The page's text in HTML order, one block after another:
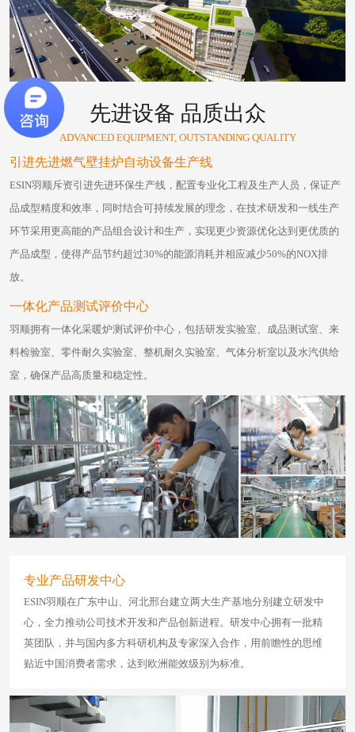
先进设备 品质出众
ADVANCED EQUIPMENT, OUTSTANDING QUALITY
引进先进燃气壁挂炉自动设备生产线
ESIN羽顺斥资引进先进环保生产线，配置专业化工程及生产人员，保证产
品成型精度和效率，同时结合可持续发展的理念，在技术研发和一线生产
环节采用更高能的产品组合设计和生产，实现更少资源优化达到更优质的
产品成型，使得产品节约超过30%的能源消耗并相应减少50%的NOX排
放。
一体化产品测试评价中心
羽顺拥有一体化采暖炉测试评价中心，包括研发实验室、成品测试室、来
料检验室、零件耐久实验室、整机耐久实验室、气体分析室以及水汽供给
室，确保产品高质量和稳定性。
专业产品研发中心
ESIN羽顺在广东中山、河北邢台建立两大生产基地分别建立研发中
心，全力推动公司技术开发和产品创新进程。研发中心拥有一批精
英团队，并与国内多方科研机构及专家深入合作，用前瞻性的思维
贴近中国消费者需求，达到欧洲能效级别为标准。